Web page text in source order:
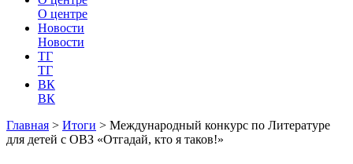
О центре
Новости
Новости
ТГ
ТГ
ВК
ВК
Главная > Итоги > Международный конкурс по Литературе
для детей с ОВЗ «Отгадай, кто я таков!»